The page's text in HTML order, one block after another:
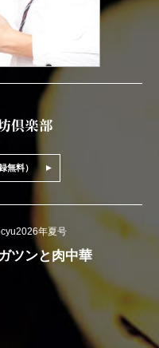
無料）
年夏号
ツンと肉中華